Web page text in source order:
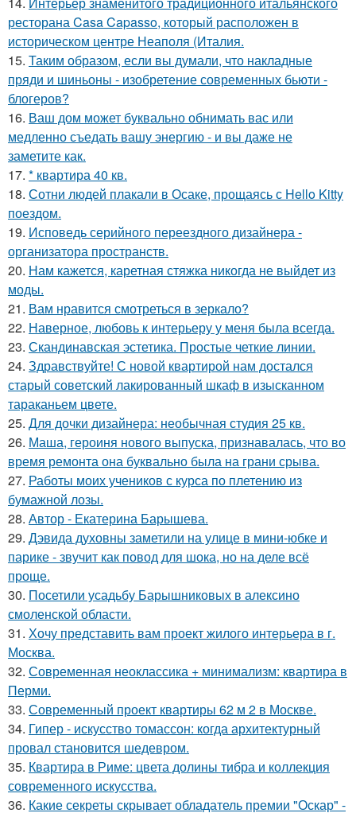
ресторана Casa Capasso, который расположен в
историческом центре Неаполя (Италия.
15. Таким образом, если вы думали, что накладные
пряди и шиньоны - изобретение современных бьюти -
блогеров?
16. Ваш дом может буквально обнимать вас или
медленно съедать вашу энергию - и вы даже не
заметите как.
17. * квартира 40 кв.
18. Сотни людей плакали в Осаке, прощаясь с Hello Kitty
поездом.
19. Исповедь серийного переездного дизайнера -
организатора пространств.
20. Нам кажется, каретная стяжка никогда не выйдет из
моды.
21. Вам нравится смотреться в зеркало?
22. Наверное, любовь к интерьеру у меня была всегда.
23. Скандинавская эстетика. Простые четкие линии.
24. Здравствуйте! С новой квартирой нам достался
старый советский лакированный шкаф в изысканном
тараканьем цвете.
25. Для дочки дизайнера: необычная студия 25 кв.
26. Маша, героиня нового выпуска, признавалась, что во
время ремонта она буквально была на грани срыва.
27. Работы моих учеников с курса по плетению из
бумажной лозы.
28. Автор - Екатерина Барышева.
29. Дэвида духовны заметили на улице в мини-юбке и
парике - звучит как повод для шока, но на деле всё
проще.
30. Посетили усадьбу Барышниковых в алексино
смоленской области.
31. Хочу представить вам проект жилого интерьера в г.
Москва.
32. Современная неоклассика + минимализм: квартира в
Перми.
33. Современный проект квартиры 62 м 2 в Москве.
34. Гипер - искусство томассон: когда архитектурный
провал становится шедевром.
35. Квартира в Риме: цвета долины тибра и коллекция
современного искусства.
36. Какие секреты скрывает обладатель премии "Оскар" -